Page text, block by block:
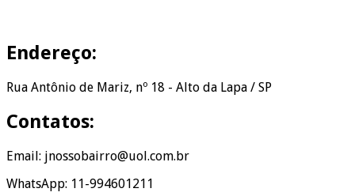
Endereço:
Rua Antônio de Mariz, nº 18 - Alto da Lapa / SP
Contatos:
Email: jnossobairro@uol.com.br
WhatsApp: 11-994601211